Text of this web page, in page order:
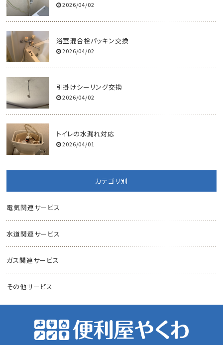
2026/04/02
浴室混合栓パッキン交換
2026/04/02
引掛けシーリング交換
2026/04/02
トイレの水漏れ対応
2026/04/01
カテゴリ別
電気関連サービス
水道関連サービス
ガス関連サービス
その他サービス